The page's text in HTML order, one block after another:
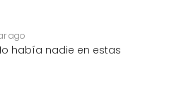
ago
había nadie en estas